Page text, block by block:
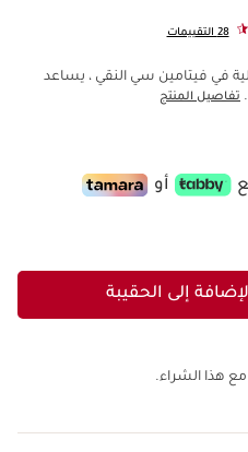
28 التقييمات
بدرجة عالية في فيتامين سي النقي ، يساعد
تفاصيل المنتج
أو
إلى الحقيبة
مع هذا الشراء.